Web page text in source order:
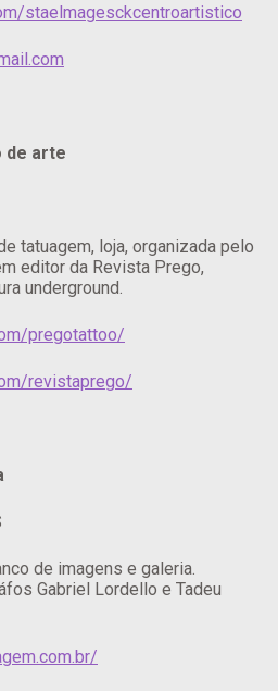
staelmagesckcentroartistico
de arte
tatuagem, loja, organizada pelo
editor da Revista Prego,
underground.
pregotattoo/
revistaprego/
de imagens e galeria.
Gabriel Lordello e Tadeu